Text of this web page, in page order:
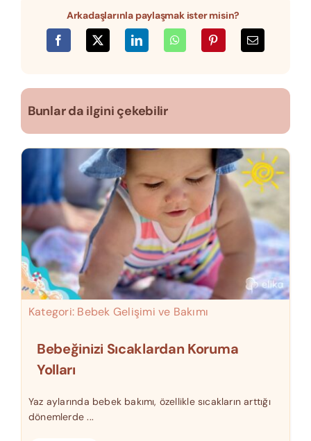
Arkadaşlarınla paylaşmak ister misin?
Bunlar da ilgini çekebilir
Kategori: Bebek Gelişimi ve Bakımı
Bebeğinizi Sıcaklardan Koruma
Yolları
Yaz aylarında bebek bakımı, özellikle sıcakların arttığı
dönemlerde ...